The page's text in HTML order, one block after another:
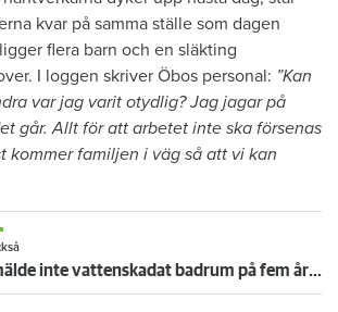
kvar på samma ställe som dagen
flera barn och en släkting
I loggen skriver Öbos personal: ”Kan
var jag varit otydlig? Jag jagar på
går. Allt för att arbetet inte ska försenas
kommer familjen i väg så att vi kan
Anmälde inte vattenskadat badrum på fem år – krävs på 125 000 kronor